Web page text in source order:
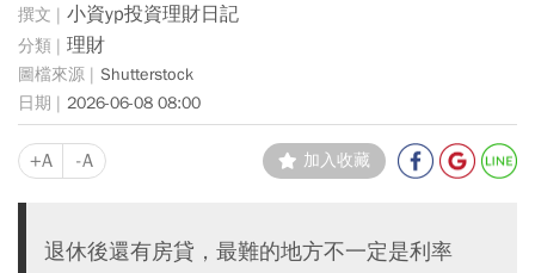
小資yp投資理財日記
理財
Shutterstock
2026-06-08 08:00
+A -A 加入收藏
退休後還有房貸，最難的地方不一定是利率